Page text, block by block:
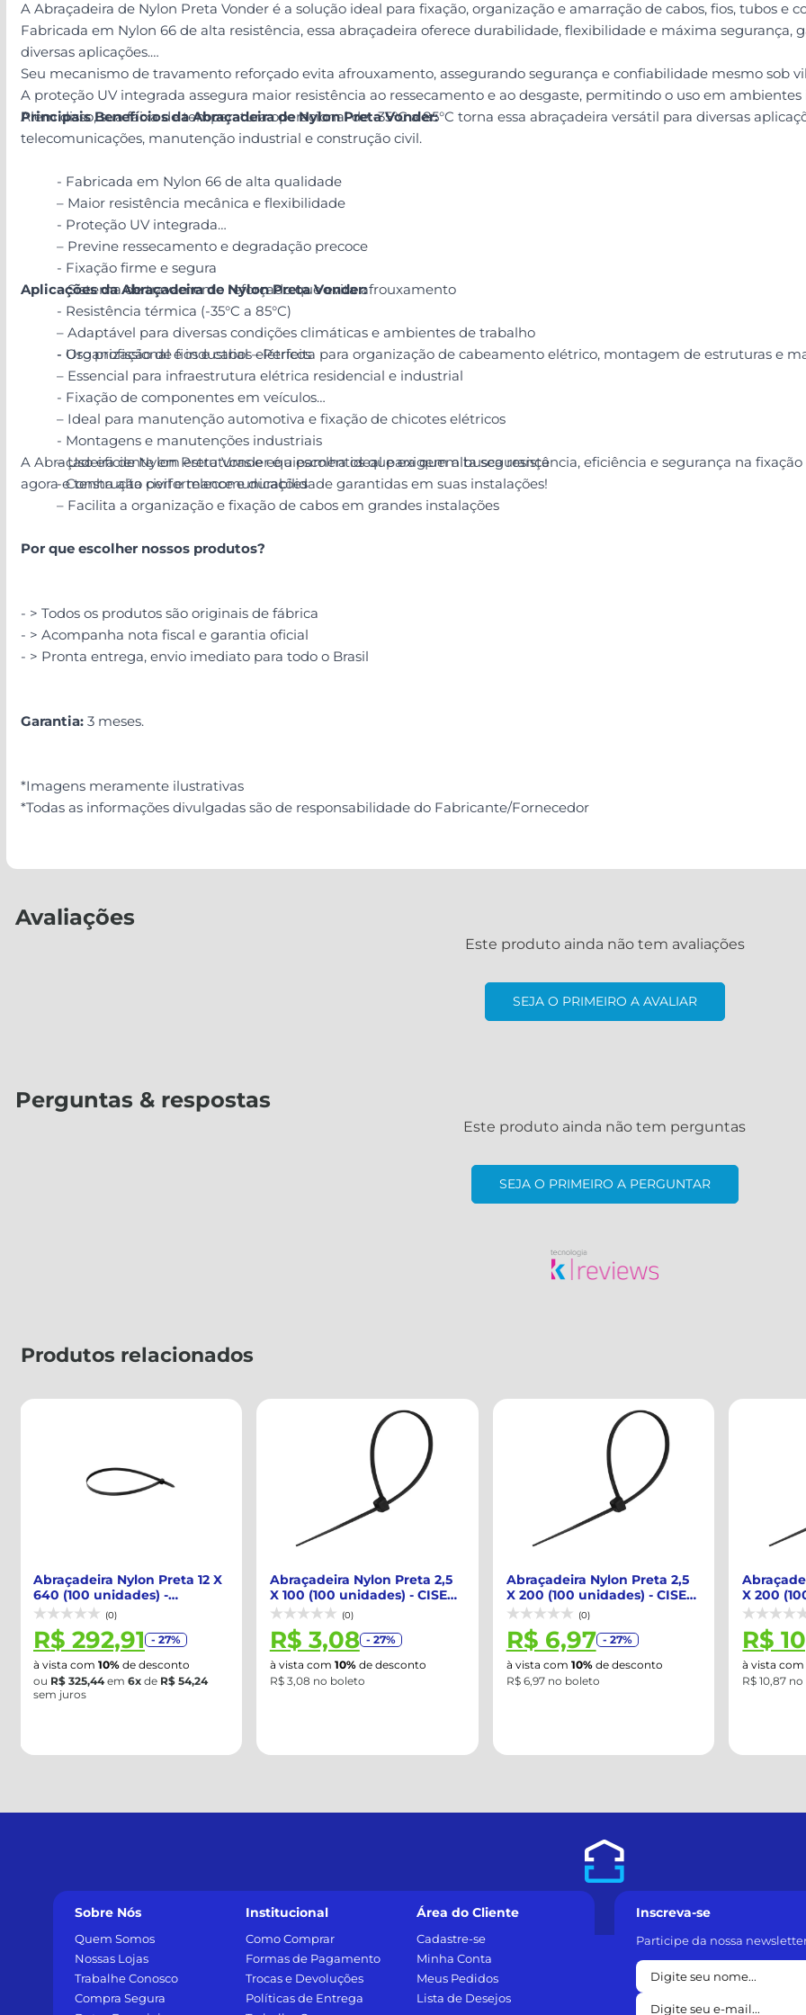
A Abraçadeira de Nylon Preta Vonder é a solução ideal para fixação, organização e amarração de cabos, fios, tubos e
Fabricada em Nylon 66 de alta resistência, essa abraçadeira oferece durabilidade, flexibilidade e máxima
diversas aplicações.
Seu mecanismo de travamento reforçado evita afrouxamento, assegurando segurança e confiabilidade mesmo sob
A proteção UV integrada assegura maior resistência ao ressecamento e ao desgaste, permitindo o uso em
Além disso, sua faixa de temperatura operacional de -35°C a 85°C torna essa abraçadeira versátil para diversas
telecomunicações, manutenção industrial e construção civil.
Principais Benefícios da Abraçadeira de Nylon Preta Vonder:
- Fabricada em Nylon 66 de alta qualidade
– Maior resistência mecânica e flexibilidade
- Proteção UV integrada
– Previne ressecamento e degradação precoce
- Fixação firme e segura
– Sistema de travamento reforçado que evita afrouxamento
- Resistência térmica (-35°C a 85°C)
– Adaptável para diversas condições climáticas e ambientes de trabalho
- Uso profissional e industrial – Perfeita para organização de cabeamento elétrico, montagem de estruturas e
Aplicações da Abraçadeira de Nylon Preta Vonder:
- Organização de fios e cabos elétricos
– Essencial para infraestrutura elétrica residencial e industrial
- Fixação de componentes em veículos
– Ideal para manutenção automotiva e fixação de chicotes elétricos
- Montagens e manutenções industriais
– Uso eficiente em estruturas e equipamentos que exigem alta segurança
- Construção civil e telecomunicações
– Facilita a organização e fixação de cabos em grandes instalações
A Abraçadeira de Nylon Preta Vonder é a escolha ideal para quem busca resistência, eficiência e segurança na
agora e tenha alta performance e durabilidade garantidas em suas instalações!
Por que escolher nossos produtos?
- > Todos os produtos são originais de fábrica
- > Acompanha nota fiscal e garantia oficial
- > Pronta entrega, envio imediato para todo o Brasil
Garantia: 3 meses.
*Imagens meramente ilustrativas
*Todas as informações divulgadas são de responsabilidade do Fabricante/Fornecedor
Avaliações
Este produto ainda não tem avaliações
SEJA O PRIMEIRO A AVALIAR
Perguntas & respostas
Este produto ainda não tem perguntas
SEJA O PRIMEIRO A PERGUNTAR
Produtos relacionados
Abraçadeira Nylon Preta 2,5
X 100 (100 unidades) - CISER -
9...
(0)
R$ 3,08 - 27%
à vista com10% de desconto
R$ 3,08 no boleto
Abraçadeira Nylon Preta 2,5
X 200 (100 unidades) - CISER-
917...
(0)
R$ 6,97 - 27%
à vista com10% de desconto
R$ 6,97 no boleto
Abraçadeira Nylon Preta 3,6
X 200 (100 unidades) - CISER-
917...
(0)
R$ 10,87 - 27%
à vista com10% de desconto
R$ 10,87 no boleto
X 200
VONDER-
R$
à vista
R$ 6,57 no
Sobre Nós
Quem Somos
Nossas Lojas
Trabalhe Conosco
Compra Segura
Institucional
Como Comprar
Formas de Pagamento
Trocas e Devoluções
Políticas de Entrega
Área do Cliente
Cadastre-se
Minha Conta
Meus Pedidos
Lista de Desejos
Inscreva-se
Participe da nossa